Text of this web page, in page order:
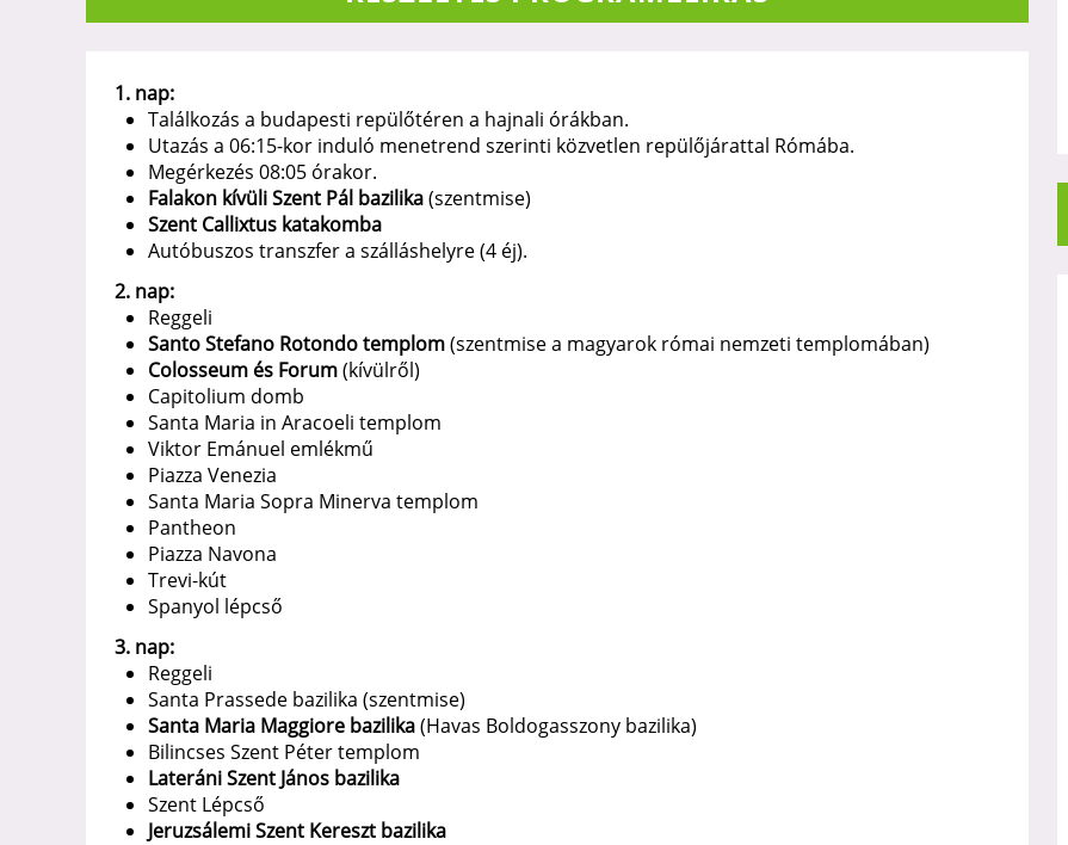
1. nap:
Találkozás a budapesti repülőtéren a hajnali órákban.
Utazás a 06:15-kor induló menetrend szerinti közvetlen repülőjárattal Rómába.
Megérkezés 08:05 órakor.
Falakon kívüli Szent Pál bazilika(szentmise)
Szent Callixtus katakomba
Autóbuszos transzfer a szálláshelyre (4 éj).
2. nap:
Reggeli
Santo Stefano Rotondo templom(szentmise a magyarok római nemzeti templomában)
Colosseum és Forum(kívülről)
Capitolium domb
Santa Maria in Aracoeli templom
Viktor Emánuel emlékmű
Piazza Venezia
Santa Maria Sopra Minerva templom
Pantheon
Piazza Navona
Trevi-kút
Spanyol lépcső
3. nap:
Reggeli
Santa Prassede bazilika (szentmise)
Santa Maria Maggiore bazilika(Havas Boldogasszony bazilika)
Bilincses Szent Péter templom
Lateráni Szent János bazilika
Szent Lépcső
Jeruzsálemi Szent Kereszt bazilika